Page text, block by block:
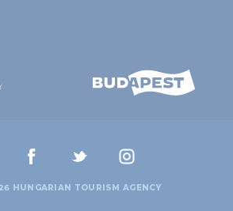
HUNGARIAN TOURISM AGENCY